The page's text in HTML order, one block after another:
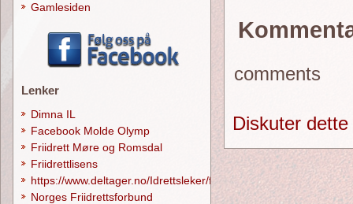
comments
Diskuter
Gamlesiden
Lenker
Dimna IL
Facebook Molde Olymp
Friidrett Møre og Romsdal
Friidrettlisens
https://www.deltager.no/Idrettsleker/forside
Norges Friidrettsforbund